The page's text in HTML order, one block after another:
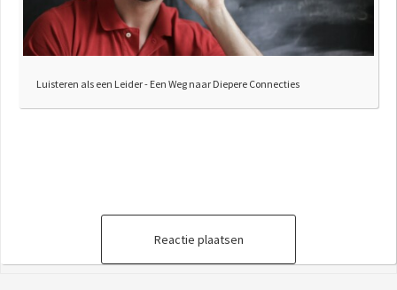
Luisteren als een Leider - Een Weg naar Diepere Connecties
Reactie plaatsen